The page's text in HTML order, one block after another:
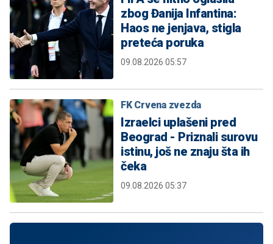
zbog Đanija Infantina:
Haos ne jenjava, stigla
preteća poruka
09.08.2026 05:57
FK Crvena zvezda
Izraelci uplašeni pred
Beograd - Priznali surovu
istinu, još ne znaju šta ih
čeka
09.08.2026 05:37